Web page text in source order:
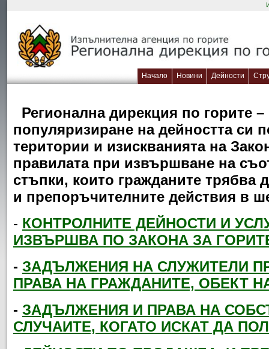
Начало Новини Дейности
Регионална дирекция по горите
популяризиране на дейността си
територии и изискванията на
правилата при извършване на
стъпки, които гражданите трябва
и препоръчителните действия в
- КОНТРОЛНИТЕ ДЕЙНОСТИ И
ИЗВЪРШВА ПО ЗАКОНА ЗА
- ЗАДЪЛЖЕНИЯ НА СЛУЖИТЕЛИ
ПРАВА НА ГРАЖДАНИТЕ, ОБЕКТ
- ЗАДЪЛЖЕНИЯ И ПРАВА НА
СЛУЧАИТЕ, КОГАТО ИСКАТ ДА